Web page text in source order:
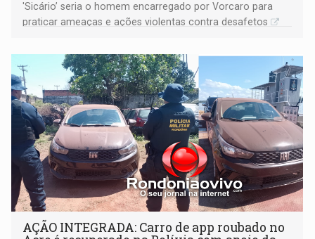
'Sicário’ seria o homem encarregado por Vorcaro para
praticar ameaças e ações violentas contra desafetos
AÇÃO INTEGRADA: Carro de app roubado no